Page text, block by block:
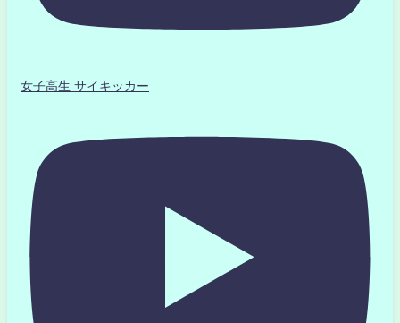
女子高生 サイキッカー